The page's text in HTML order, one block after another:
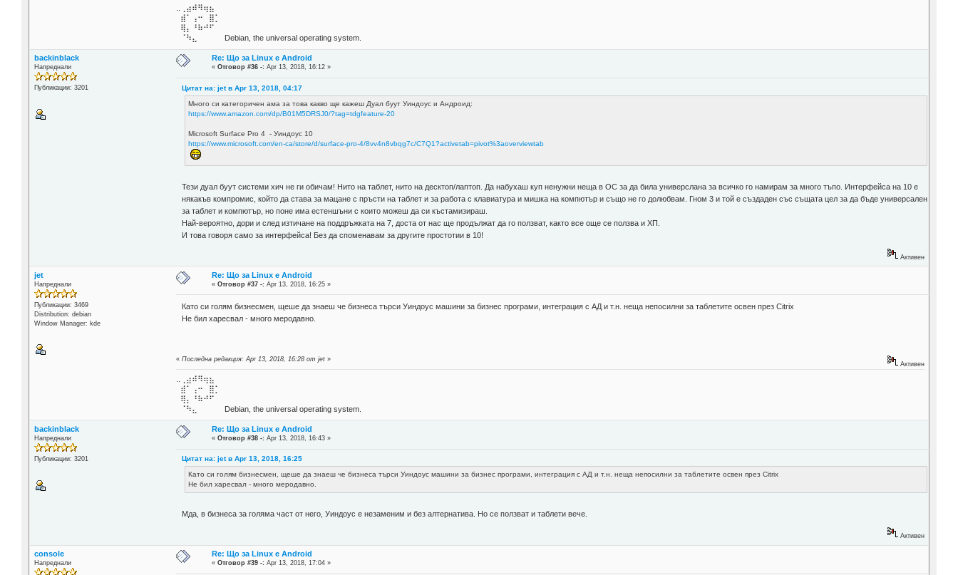
..⢀⣴⠾⠻⢶⣦⠀
⣾⠁⢠⠒⠀⣿⡁
⢿⡄⠘⠷⠚⠋
⠈⠳⣄⠀⠀⠀⠀ Debian, the universal operating system.
backinblack
Напреднали
Публикации: 3201
Re: Що за Linux е Android
«Отговор #36 -: Apr 13, 2018, 16:12 »
Цитат на: jet в Apr 13, 2018, 04:17
Много си категоричен ама за това какво ще кажеш Дуал буут Уиндоус и Андроид:
https://www.amazon.com/dp/B01M5DRSJ0/?tag=tdgfeature-20
Microsoft Surface Pro 4 - Уиндоус 10
https://www.microsoft.com/en-ca/store/d/surface-pro-4/8vv4n8vbqg7c/C7Q1?activetab=pivot%3aoverviewtab
Тези дуал буут системи хич не ги обичам! Нито на таблет, нито на десктоп/лаптоп. Да набухаш куп ненужни неща в ОС за да била универслана за всичко го намирам за много тъпо. Интерфейса на 10 е
някакъв компромис, който да става за мацане с пръсти на таблет и за работа с клавиатура и мишка на компютър и също не го долюбвам. Гном 3 и той е създаден със същата цел за да бъде универсален
за таблет и компютър, но поне има естеншъни с които можеш да си къстамизираш.
Най-вероятно, дори и след изтичане на поддръжката на 7, доста от нас ще продължат да го ползват, както все още се ползва и ХП.
И това говоря само за интерфейса! Без да споменавам за другите простотии в 10!
Активен
jet
Напреднали
Публикации: 3469
Distribution: debian
Window Manager: kde
Re: Що за Linux е Android
«Отговор #37 -: Apr 13, 2018, 16:25 »
Като си голям бизнесмен, щеше да знаеш че бизнеса търси Уиндоус машини за бизнес програми, интеграция с АД и т.н. неща непосилни за таблетите освен през Citrix
Не бил харесвал - много меродавно.
«Последна редакция: Apr 13, 2018, 16:28 от jet »
Активен
..⢀⣴⠾⠻⢶⣦⠀
⣾⠁⢠⠒⠀⣿⡁
⢿⡄⠘⠷⠚⠋
⠈⠳⣄⠀⠀⠀⠀ Debian, the universal operating system.
backinblack
Напреднали
Публикации: 3201
Re: Що за Linux е Android
«Отговор #38 -: Apr 13, 2018, 16:43 »
Цитат на: jet в Apr 13, 2018, 16:25
Като си голям бизнесмен, щеше да знаеш че бизнеса търси Уиндоус машини за бизнес програми, интеграция с АД и т.н. неща непосилни за таблетите освен през Citrix
Не бил харесвал - много меродавно.
Мда, в бизнеса за голяма част от него, Уиндоус е незаменим и без алтернатива. Но се ползват и таблети вече.
Активен
console
Напреднали
Re: Що за Linux е Android
«Отговор #39 -: Apr 13, 2018, 17:04 »